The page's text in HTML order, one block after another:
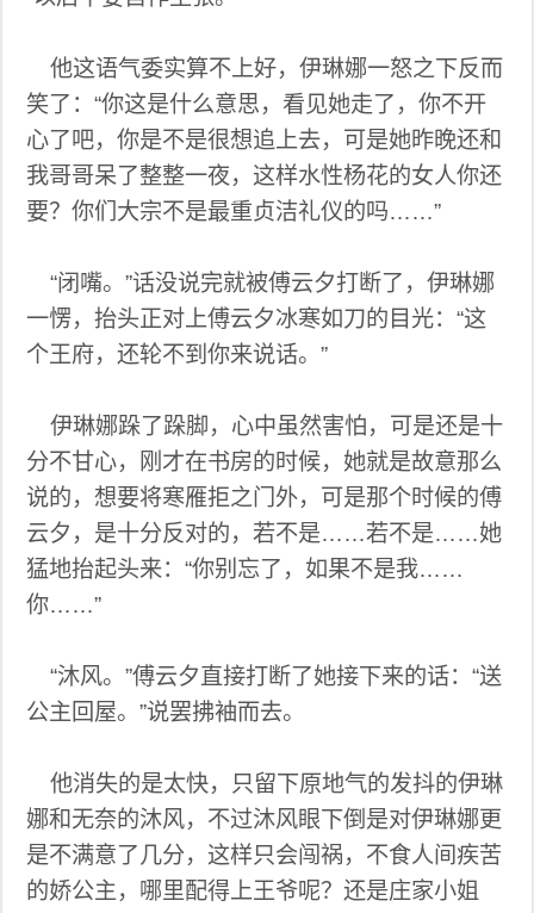
他这语气委实算不上好，伊琳娜一怒之下反而
笑了：“你这是什么意思，看见她走了，你不开
心了吧，你是不是很想追上去，可是她昨晚还和
我哥哥呆了整整一夜，这样水性杨花的女人你还
要？你们大宗不是最重贞洁礼仪的吗……”
“闭嘴。”话没说完就被傅云夕打断了，伊琳娜
一愣，抬头正对上傅云夕冰寒如刀的目光：“这
个王府，还轮不到你来说话。”
伊琳娜跺了跺脚，心中虽然害怕，可是还是十
分不甘心，刚才在书房的时候，她就是故意那么
说的，想要将寒雁拒之门外，可是那个时候的傅
云夕，是十分反对的，若不是……若不是……她
猛地抬起头来：“你别忘了，如果不是我……
你……”
“沐风。”傅云夕直接打断了她接下来的话：“送
公主回屋。”说罢拂袖而去。
他消失的是太快，只留下原地气的发抖的伊琳
娜和无奈的沐风，不过沐风眼下倒是对伊琳娜更
是不满意了几分，这样只会闯祸，不食人间疾苦
的娇公主，哪里配得上王爷呢？还是庄家小姐